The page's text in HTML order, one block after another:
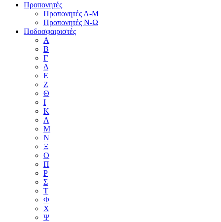
Προπονητές
Προπονητές Α-Μ
Προπονητές Ν-Ω
Ποδοσφαιριστές
Α
Β
Γ
Δ
Ε
Ζ
Θ
Ι
Κ
Λ
Μ
Ν
Ξ
Ο
Π
Ρ
Σ
Τ
Φ
Χ
Ψ